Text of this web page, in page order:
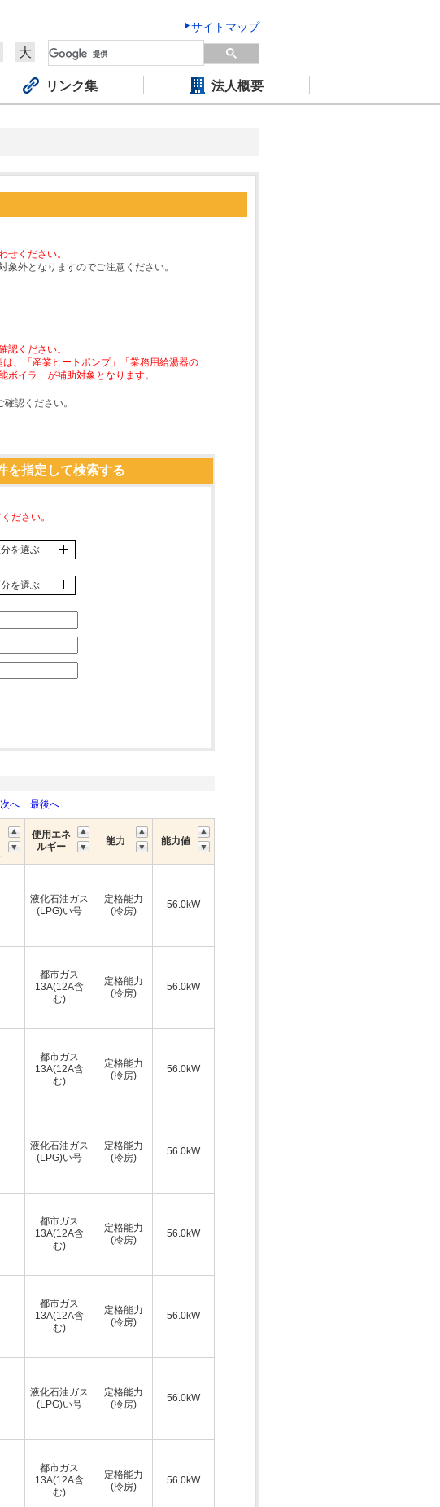
サイトマップ
大
リンク集 法人概要
ください。
外となりますのでご注意ください。
ください。
、「産業ヒートポンプ」「業務用給湯器の
イラ」が補助対象となります。
認ください。
を指定して検索する
ださい。
を選ぶ
を選ぶ
次へ 最後へ
使用エネ
ルギー
能力 能力値
液化石油ガス
(LPG)い号
定格能力
(冷房)
56.0kW
都市ガス
13A(12A含
む)
定格能力
(冷房)
56.0kW
都市ガス
13A(12A含
む)
定格能力
(冷房)
56.0kW
液化石油ガス
(LPG)い号
定格能力
(冷房)
56.0kW
都市ガス
13A(12A含
む)
定格能力
(冷房)
56.0kW
都市ガス
13A(12A含
む)
定格能力
(冷房)
56.0kW
液化石油ガス
(LPG)い号
定格能力
(冷房)
56.0kW
都市ガス
13A(12A含
む)
定格能力
(冷房)
56.0kW